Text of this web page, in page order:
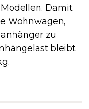
Damit
Wohnwagen,
zu
bleibt